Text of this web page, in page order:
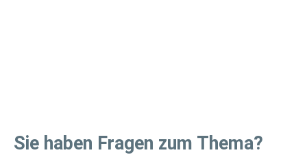
Sie haben Fragen zum Thema?